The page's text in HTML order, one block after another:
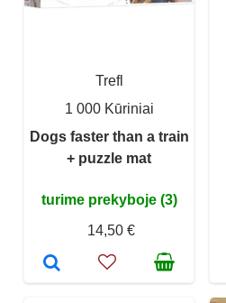
Trefl
1 000 Kūriniai
Dogs faster than a train
+ puzzle mat
turime prekyboje (3)
14,50 €